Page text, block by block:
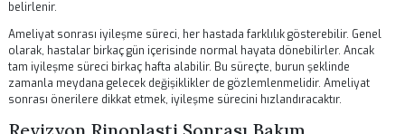
karmaşık ve dikkat gerektiren bir süreçtir. İlk olarak, hastanın mevcut
durumu detaylı bir şekilde değerlendirilir. Bu değerlendirme, cerrahın
teknikleri kullanacağına karar vermesi açısından oldukça önemlidir.
Hastanın istekleri ve beklentileri de dikkate alınarak, uygun bir plan